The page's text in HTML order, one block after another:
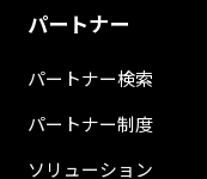
パートナー
パートナー検索
パートナー制度
ソリューション